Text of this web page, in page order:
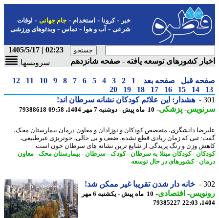
-کرونا-استخدام- جام جهانی-اوقات
شرعی-آب و هوا-تماس-ویدئوهای ورزشی
02:23 | 1405/5/17
کشورهای توسعه یافته - صفحه شانزدهم
سرویسها
قبل صفحه بعد 1
2
3
4
5
6
7
8
9
10
11
12
14
15
16
17
18
19
20
هشدار: این علائم کودکان نشانه سرطان اند!
-پزشکی-10 ماه پیش - دوشنبه 7 مهر 1404، 09:58 79388618
دانشگری، متخصص کودکان و نوزادان و معاون درمان بیمارستان محک،
تبی که زمان زیادی قطع نشده، ضعف و بی حالی، خونریزی غیرطبیعی،
وزن و رنگ پریدگی از شایع ترین نشانه های سرطان خون است.
-کودکان مبتلا به سرطان -کودک-سرطان -بیمارستان محک-معاون
-کشورهای در حال توسعه
خانه دار شدن تقریبا غیر ممکن شد!
-اقتصادی-
10 ماه پیش - یکشنبه 6 مهر
79385227